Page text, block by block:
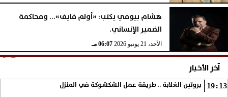
هشام بيومي يكتب: «أولم فايف»... ومحاكمة
الضمير الإنساني.
الأحد، 21 يونيو 2026 06:07 مـ
آخر الأخبار
19:13 بروتين الغلابة .. طريقة عمل الشكشوكة في المنزل